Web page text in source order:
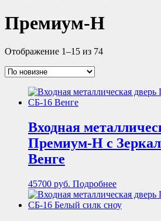
Премиум-Н
Отображение 1–15 из 74
Входная
Премиум-Н с
Венге
45700 руб. Подробнее